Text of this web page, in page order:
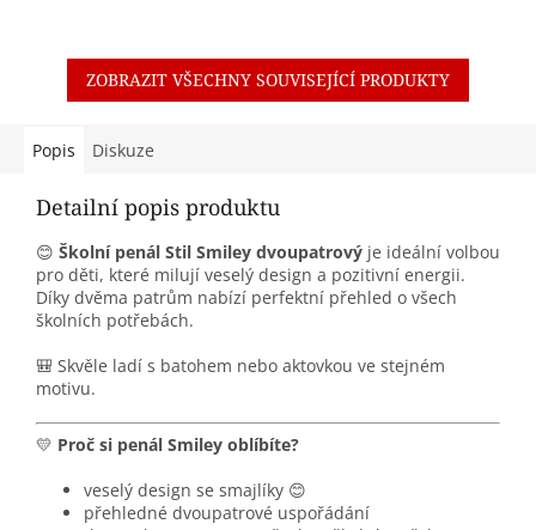
ZOBRAZIT VŠECHNY SOUVISEJÍCÍ PRODUKTY
Popis Diskuze
Detailní popis produktu
😊 Školní penál Stil Smiley dvoupatrový je ideální volbou
pro děti, které milují veselý design a pozitivní energii.
Díky dvěma patrům nabízí perfektní přehled o všech
školních potřebách.
🎒 Skvěle ladí s batohem nebo aktovkou ve stejném
motivu.
💛 Proč si penál Smiley oblíbíte?
veselý design se smajlíky 😊
přehledné dvoupatrové uspořádání